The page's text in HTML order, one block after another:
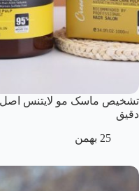
تشخیص ماسک مو لایتنس اصل
دقیق
25 بهمن